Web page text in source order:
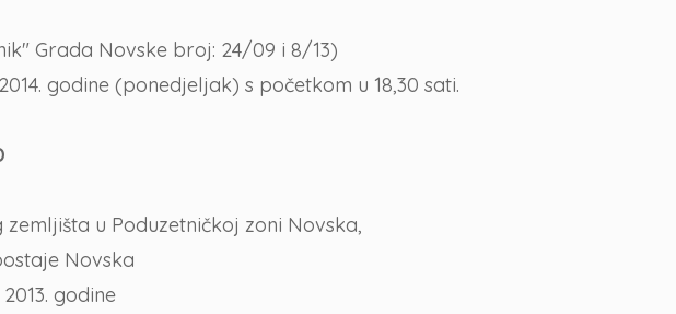
Grada Novske broj: 24/09 i 8/13)
godine (ponedjeljak) s početkom u 18,30 sati.
u Poduzetničkoj zoni Novska,
Novska
godine